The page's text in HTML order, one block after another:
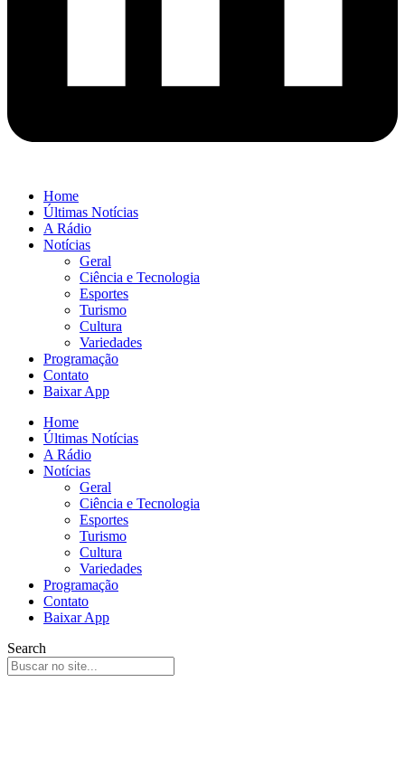
Home
Últimas Notícias
A Rádio
Notícias
Geral
Ciência e Tecnologia
Esportes
Turismo
Cultura
Variedades
Programação
Contato
Baixar App
Home
Últimas Notícias
A Rádio
Notícias
Geral
Ciência e Tecnologia
Esportes
Turismo
Cultura
Variedades
Programação
Contato
Baixar App
Search